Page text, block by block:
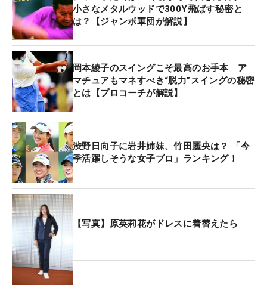
小さなメタルウッドで300Y飛ばす秘密と
は？【ジャンボ軍団が解説】
岡本綾子のスイングこそ最高のお手本 ア
マチュアもマネすべき“脱力”スイングの秘密
とは【プロコーチが解説】
渋野日向子に岩井姉妹、竹田麗央は？ 「今
季活躍しそうな女子プロ」ランキング！
【写真】原英莉花がドレスに着替えたら